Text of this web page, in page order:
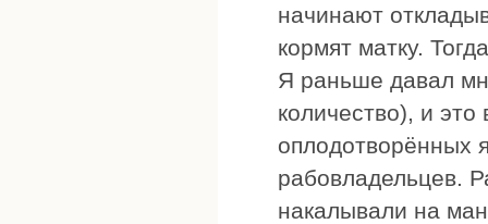
начинают
кормят матку.
Я раньше давал
количество), и
оплодотворённых
рабовладельцев.
накалывали на